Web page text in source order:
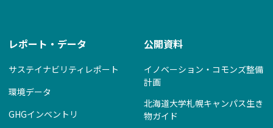
レポート・データ
サステイナビリティレポート
環境データ
GHGインベントリ
公開資料
イノベーション・コモンズ整備
計画
北海道大学札幌キャンパス生き
物ガイド